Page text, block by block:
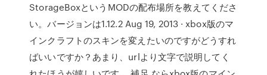
StorageBoxというMODの配布場所を教えてくださ
い。バージョンは1.12.2 Aug 19, 2013 · xbox版のマ
インクラフトのスキンを変えたいのですがどうすれ
ばいいですか？あまり、urlより文字で説明してく